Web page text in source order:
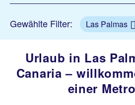
Gewählte Filter: Las Palmas
Urlaub in Las
Canaria –
einer